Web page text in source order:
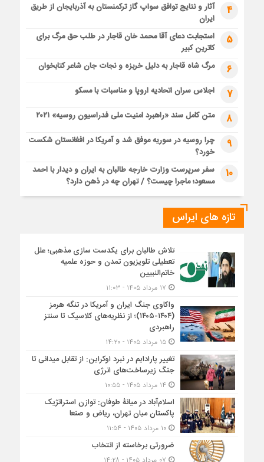
4
آثار و نتایج توافق سواپ گاز ترکمنستان به آذربایجان از طریق
ایران
5
استجابت دعای آقا محمد خان قاجار در طلب حق مرگ برای
کاترین کبیر
6 مرگ شاه قاجار به دلیل خربزه و نجات جان شاعر کتابخوان
7 اجلاس سران اتحادیه اروپا و مناسبات با مسکو
8 متن کامل سند «راهبرد امنیت ملی فدراسیون روسیه» ۲۰۲۱
9
چرا روسیه در سوریه موفق شد و آمریکا در افغانستان شکست
خورد؟
10
سفر سرپرست وزارت خارجه طالبان به ایران و دیدار با احمد
مسعود؛ ماجرا چیست؟ / تهران چه در ذهن دارد؟
تازه های ایراس
تلاش طالبان برای یکدست سازی مذهبی؛ علل
تعطیلی تلویزیون تمدن و حوزه علمیه
خاتم‌النبیین
واکاوی جنگ ایران و آمریکا در تنگه هرمز
(۱۴۰۴-۱۴۰۵)؛ از نظریه‌های کلاسیک تا سنتز
راهبردی
۱۵ مرداد ۱۴۰۵ - ۱۴:۲۰
تغییر پارادایم در نبرد اوکراین: از تقابل میدانی تا
جنگ زیرساخت‌های انرژی
اسلام‌آباد در میانۀ طوفان: توازن استراتژیک
پاکستان میان تهران، ریاض و صنعا
۱۰ مرداد ۱۴۰۵ - ۱۱:۵۴
ضرورتی برخاسته از انتخاب